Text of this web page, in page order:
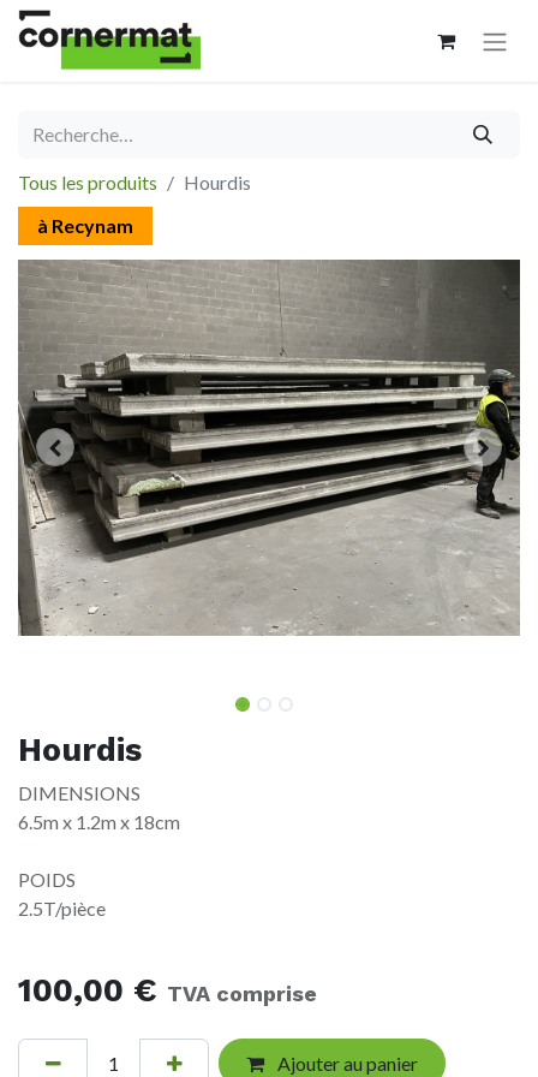
Tous les produits
Hourdis
à Recynam
Hourdis
DIMENSIONS
6.5m x 1.2m x 18cm
POIDS
2.5T/pièce
100,00 € TVA comprise
Ajouter au panier